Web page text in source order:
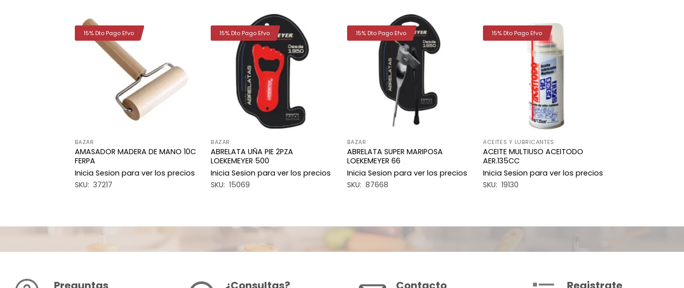
BAZAR
AMASADOR MADERA DE MANO 10C
FERPA
Inicia Sesion para ver los precios
SKU: 37217
15% Dto Pago Efvo
lista de
deseos
BAZAR
ABRELATA UÑA PIE 2PZA
LOEKEMEYER 500
Inicia Sesion para ver los precios
SKU: 15069
15% Dto Pago Efvo
BAZAR
ABRELATA SUPER MARIPOSA
LOEKEMEYER 66
Inicia Sesion para ver los precios
SKU: 87668
15% Dto Pago Efvo
ACEITES Y LUBRICANTES
ACEITE MULTIUSO ACEITODO
AER.135CC
Inicia Sesion para ver los precios
SKU: 19130
15% Dto Pago Efvo